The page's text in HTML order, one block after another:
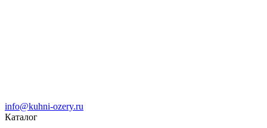
info@kuhni-ozery.ru
Каталог